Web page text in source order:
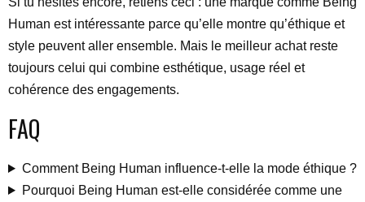
Human est intéressante parce qu’elle montre qu’éthique et
style peuvent aller ensemble. Mais le meilleur achat reste
toujours celui qui combine esthétique, usage réel et
cohérence des engagements.
FAQ
Comment Being Human influence-t-elle la mode éthique ?
Pourquoi Being Human est-elle considérée comme une